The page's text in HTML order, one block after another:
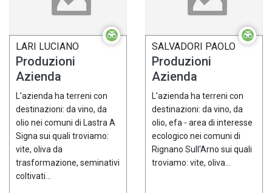
LARI LUCIANO
Produzioni
Azienda
L'azienda ha terreni con
destinazioni: da vino, da
olio nei comuni di Lastra A
Signa sui quali troviamo:
vite, oliva da
trasformazione, seminativi
coltivati...
SALVADORI PAOLO
Produzioni
Azienda
L'azienda ha terreni con
destinazioni: da vino, da
olio, efa - area di interesse
ecologico nei comuni di
Rignano Sull'Arno sui quali
troviamo: vite, oliva...